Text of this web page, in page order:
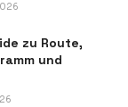
zu Route,
und